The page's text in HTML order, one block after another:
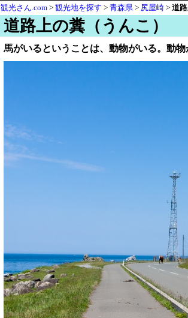
観光さん.com > 観光地を探す > 青森県 > 尻屋崎 > 道
道路上の糞（うんこ）
馬がいるということは、動物がいる。動